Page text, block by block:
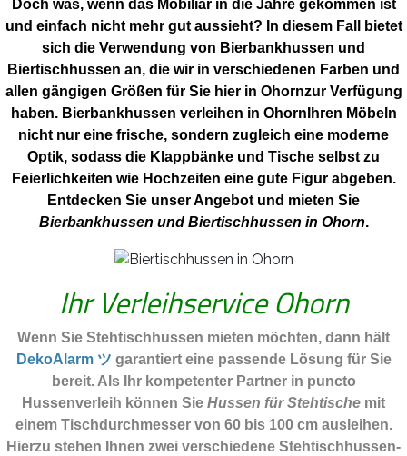
Doch was, wenn das Mobiliar in die Jahre gekommen ist
und einfach nicht mehr gut aussieht? In diesem Fall bietet
sich die Verwendung von Bierbankhussen und
Biertischhussen an, die wir in verschiedenen Farben und
allen gängigen Größen für Sie hier in Ohornzur Verfügung
haben. Bierbankhussen verleihen in OhornIhren Möbeln
nicht nur eine frische, sondern zugleich eine moderne
Optik, sodass die Klappbänke und Tische selbst zu
Feierlichkeiten wie Hochzeiten eine gute Figur abgeben.
Entdecken Sie unser Angebot und mieten Sie
Bierbankhussen und Biertischhussen in Ohorn.
Ihr Verleihservice Ohorn
Wenn Sie Stehtischhussen mieten möchten, dann hält
DekoAlarm ツ garantiert eine passende Lösung für Sie
bereit. Als Ihr kompetenter Partner in puncto
Hussenverleih können Sie Hussen für Stehtische mit
einem Tischdurchmesser von 60 bis 100 cm ausleihen.
Hierzu stehen Ihnen zwei verschiedene Stehtischhussen-